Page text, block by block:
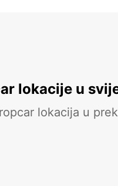
lokacije u
lokacija u